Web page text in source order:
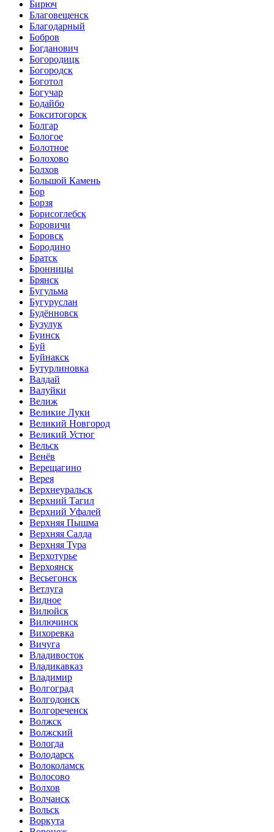
Бирюч
Благовещенск
Благодарный
Бобров
Богданович
Богородицк
Богородск
Боготол
Богучар
Бодайбо
Бокситогорск
Болгар
Бологое
Болотное
Болохово
Болхов
Большой Камень
Бор
Борзя
Борисоглебск
Боровичи
Боровск
Бородино
Братск
Бронницы
Брянск
Бугульма
Бугуруслан
Будённовск
Бузулук
Буинск
Буй
Буйнакск
Бутурлиновка
Валдай
Валуйки
Велиж
Великие Луки
Великий Новгород
Великий Устюг
Вельск
Венёв
Верещагино
Верея
Верхнеуральск
Верхний Тагил
Верхний Уфалей
Верхняя Пышма
Верхняя Салда
Верхняя Тура
Верхотурье
Верхоянск
Весьегонск
Ветлуга
Видное
Вилюйск
Вилючинск
Вихоревка
Вичуга
Владивосток
Владикавказ
Владимир
Волгоград
Волгодонск
Волгореченск
Волжск
Волжский
Вологда
Володарск
Волоколамск
Волосово
Волхов
Волчанск
Вольск
Воркута